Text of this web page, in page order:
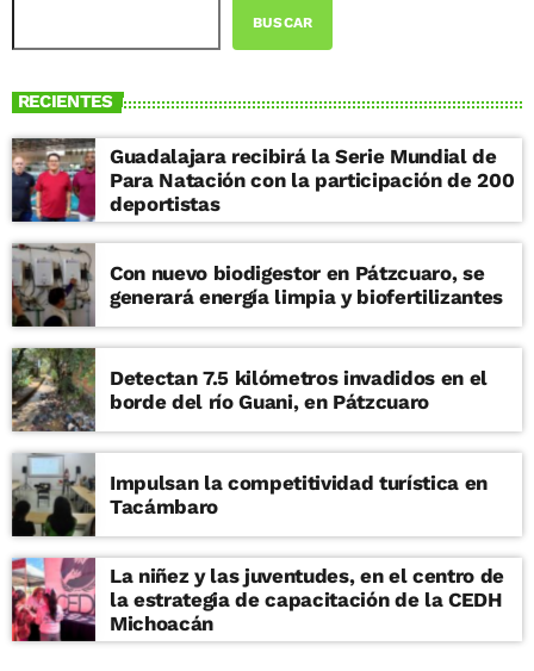
BUSCAR
RECIENTES
Guadalajara recibirá la Serie Mundial de
Para Natación con la participación de 200
deportistas
Con nuevo biodigestor en Pátzcuaro, se
generará energía limpia y biofertilizantes
Detectan 7.5 kilómetros invadidos en el
borde del río Guani, en Pátzcuaro
Impulsan la competitividad turística en
Tacámbaro
La niñez y las juventudes, en el centro de
la estrategia de capacitación de la CEDH
Michoacán